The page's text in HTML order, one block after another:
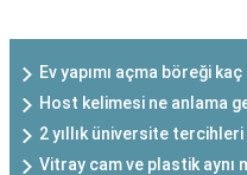
Ev yapımı açma böreği
Host kelimesi ne anlama
2 yıllık üniversite
Vitray cam ve plastik aynı